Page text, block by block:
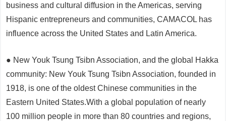
business and cultural diffusion in the Americas, serving
Hispanic entrepreneurs and communities, CAMACOL has
influence across the United States and Latin America.
● New Youk Tsung Tsibn Association, and the global Hakka
community: New Youk Tsung Tsibn Association, founded in
1918, is one of the oldest Chinese communities in the
Eastern United States.With a global population of nearly
100 million people in more than 80 countries and regions,